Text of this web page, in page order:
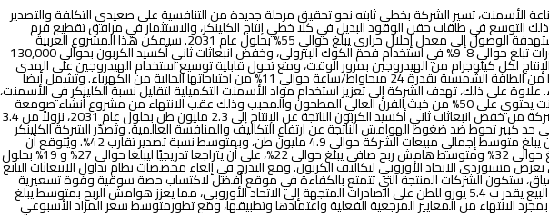
الأسمنت، تسير الشركة بخطي ثابته نحو تحقيق مرحلة جديدة من التنافسية على صعيدي التكلفة والتصدير
البديل وتحسين جودته؛ ويشمل ذلك التوسع في طاقات حقن الوقود البديل في كلا خطي إنتاج الكلينكر، والاستثمار في مرافق تقطيع فرم
الوقود البديل وذلك لخفض أعتمادية التكاليف علي الموردين الخارجيين. كما بدأت الشركة التشغيل التجريبي لمشروع حقن الهيدروجين، مستهدفة الوصول إلى معدل إحلال حراري يبلغ حوالي 55% بحلول عام 2031. سيمكن هذا المشروع العربية
للأسمنت من زيادة كفاءة الاحتراق، مما يقلل من الطاقة اللازمة لإنتاج طن الكلينكر، ويسمح بزيادة استخدام الوقود البديل، وتحقيق وفورات تبلغ حوالي 8-9% في استخدام فحم الكوك البترولي، وخفض انبعاثات ثاني أكسيد الكربون بحوالي 130,000
حيث تنخفض تكاليف الإنتاج لكل كيلوجرام من الهيدروجين بمرور الوقت، ومع تحول قابلية توسيع استخدام الهيدروجين على المدى
الطويل من كونه عاملاً محفزاً إلى مدخل وقود رئيسي. كما عززت العربية للأسمنت اعتمادها على الطاقة المتجددة، حيث تغطي مشاريعها من الطاقة الشمسية بقدرة 24 ميجاواط/ساعة حوالي 11% من احتياجاتها الحالية من الكهرباء. وتشمل أيضا
على ذلك، تهدف الشركة إلى تعزيز استخدام مواد الأسمنت التكميلية لتقليل نسبة الكلينكر في الأسمنت،
واستخدام مواد خام بديلة لتقليل الاعتماد على الحجر الجيري، والتخطيط لإنتاج كلينكر منخفض الكربون قائم علي الطين المُكلس ونوع أسمنت يحتوي على 50% من خبث الفرن العالي المطحون والمحبب وذلك عقب الانتهاء من مشروع أنشاء صومعة
أسمنت جديدة، بالإضافة إلى توظيف تقنيات الذكاء الاصطناعي لتحسين العمليات التشغيلية. ومن شأن هذه المشاريع مجمعةً تمكين الشركة من خفض انبعاثات ثاني أكسيد الكربون الناتجة عن الإنتاج إلى 2.3 مليون طن بحلول عام 2031، نزولاً من 3.4
توفرإلى حد كبير تحوط ضد ضغوط الهوامش الناتجة عن ارتفاع التكاليف والمنافسة العالمية. وتُصدّر الشركة الكلينكر
عالي الجودة إلى الاتحاد الأوروبي والأسمنت إلى الدول المجاورة، إضافةً إلى أسواق أخرى. وخلال الأعوام التقديرية 2025–2030، نتوقع أن يبلغ متوسط إجمالي مبيعات الشركة حوالي 4.9 مليون طن، وبمتوسط نسبة تصدير تقارب 42%. ويُتوقع أن
تنمو الإيرادات بمعدل نمو سنوي مركب يبلغ حوالي 3%، مع تسجيل متوسط هامش أرباح قبل الفوائد والضريبة والإهلاك والاستهلاك يبلغ حوالي 32% ومتوسط هامش ربح صافي يبلغ حوالي 22%، على أن يتراجعا تدريجيًا ليبلغا حوالي 27% و 19% بحلول
مما سيوضح مدى تعرض مستوردي الاتحاد الأوروبي لتكاليف الكربون. ومع التدرج في إلغاء مخصصات نظام تداول الانبعاثات التابع
ستكون الشركات المنتجة التي تتمتع بالكفاءة في موقع أفضل لاكتساب حصة سوقية وقوة تسعيرية
نسبية. وفقاً لتحليلنا الأولي والتوضيحي لتطبيق آلية تعديل حدود الكربون، نُقدر أن العربية للأسمنت يمكنها متوسط علاوة علي صافي عائد البيع يقدر ب 5.4 يورو للطن على الصادرات المتجهة إلى الاتحاد الأوروبي، مما يعزز هوامش الربح بمتوسط يبلغ
خاضعاً للتعديل والتنقيح بمجرد الانتهاء من المعايير المرجعية الفعلية واعتمادها وتطبيقها، ومع تطورمتوسط سعر المزاد الأسبوعي